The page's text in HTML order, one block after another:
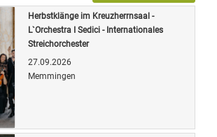
Herbstklänge im Kreuzherrnsaal -
L`Orchestra I Sedici - Internationales
Streichorchester
27.09.2026
Memmingen